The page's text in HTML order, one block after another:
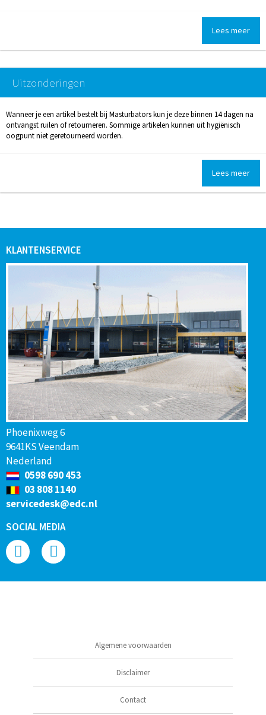
Lees meer
Uitzonderingen
Wanneer je een artikel bestelt bij Masturbators kun je deze binnen 14 dagen na
ontvangst ruilen of retourneren. Sommige artikelen kunnen uit hygiënisch
oogpunt niet geretourneerd worden.
Lees meer
KLANTENSERVICE
Phoenixweg 6
9641KS Veendam
Nederland
0598 690 453
03 808 1140
servicedesk@edc.nl
SOCIAL MEDIA
Algemene voorwaarden
Disclaimer
Contact